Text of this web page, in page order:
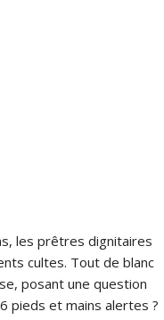
les prêtres dignitaires
cultes. Tout de blanc
posant une question
pieds et mains alertes ?